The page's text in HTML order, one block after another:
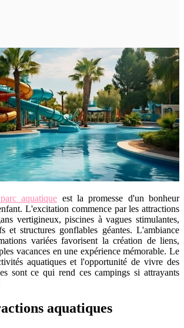
aquatique est la promesse d'un bonheur
L'excitation commence par les attractions
vertigineux, piscines à vagues stimulantes,
et structures gonflables géantes. L'ambiance
variées favorisent la création de liens,
vacances en une expérience mémorable. Le
aquatiques et l'opportunité de vivre des
sont ce qui rend ces campings si attrayants
aquatiques